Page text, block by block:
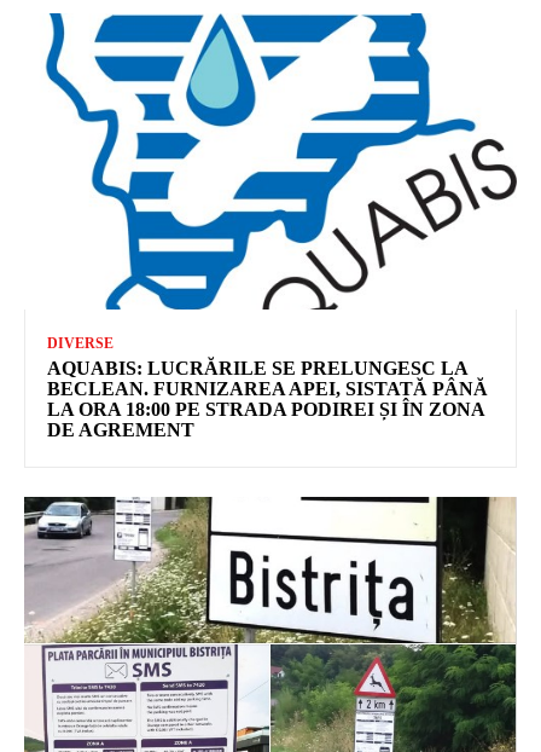
DIVERSE
AQUABIS: LUCRĂRILE SE PRELUNGESC LA
BECLEAN. FURNIZAREA APEI, SISTATĂ PÂNĂ
LA ORA 18:00 PE STRADA PODIREI ȘI ÎN ZONA
DE AGREMENT